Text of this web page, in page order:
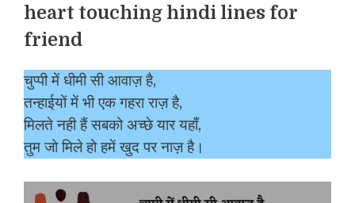
heart touching hindi lines for
friend
चुप्पी में धीमी सी आवाज़ है,
तन्हाईयों में भी एक गहरा राज़ है,
मिलते नही हैं सबको अच्छे यार यहाँ,
तुम जो मिले हो हमें खुद पर नाज़ है।